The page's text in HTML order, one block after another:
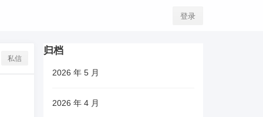
登录
私信
归档
2026 年 5 月
2026 年 4 月